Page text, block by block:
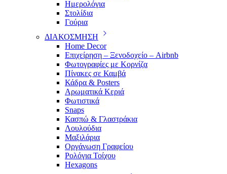
Ημερολόγια
Στολίδια
Γούρια
ΔΙΑΚΟΣΜΗΣΗ
Home Decor
Επιχείρηση – Ξενοδοχείο – Airbnb
Φωτογραφίες με Κορνίζα
Πίνακες σε Καμβά
Κάδρα & Posters
Αρωματικά Κεριά
Φωτιστικά
Snaps
Κασπώ & Γλαστράκια
Λουλούδια
Μαξιλάρια
Οργάνωση Γραφείου
Ρολόγια Τοίχου
Hexagons